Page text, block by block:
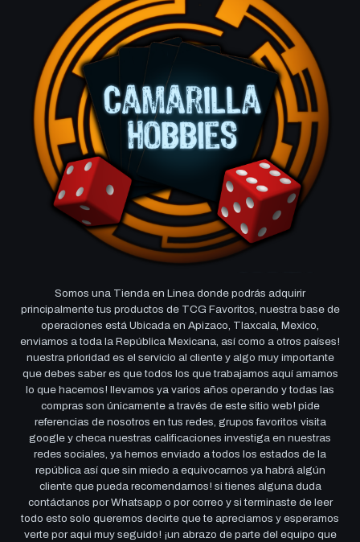
Somos una Tienda en Linea donde podrás adquirir
principalmente tus productos de TCG Favoritos, nuestra base de
operaciones está Ubicada en Apizaco, Tlaxcala, Mexico,
enviamos a toda la República Mexicana, así como a otros países!
nuestra prioridad es el servicio al cliente y algo muy importante
que debes saber es que todos los que trabajamos aquí amamos
lo que hacemos! llevamos ya varios años operando y todas las
compras son únicamente a través de este sitio web! pide
referencias de nosotros en tus redes, grupos favoritos visita
google y checa nuestras calificaciones investiga en nuestras
redes sociales, ya hemos enviado a todos los estados de la
república así que sin miedo a equivocarnos ya habrá algún
cliente que pueda recomendarnos! si tienes alguna duda
contáctanos por Whatsapp o por correo y si terminaste de leer
todo esto solo queremos decirte que te apreciamos y esperamos
verte por aqui muy seguido! ¡un abrazo de parte del equipo que